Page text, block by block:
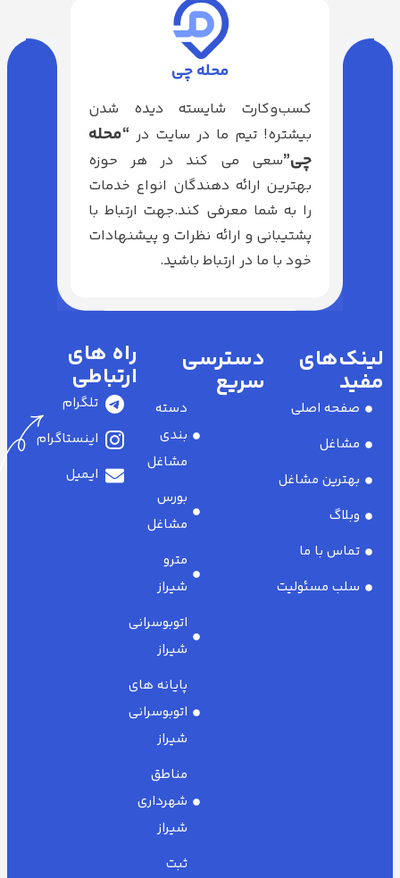
محله چی
کسب‌وکارت شایسته دیده شدن
بیشتره! تیم ما در سایت در“محله
چی”سعی می کند در هر حوزه
بهترین ارائه دهندگان انواع خدمات
را به شما معرفی کند.جهت ارتباط با
پشتیبانی و ارائه نظرات و پیشنهادات
خود با ما در ارتباط باشید.
لینک‌های
مفید
صفحه اصلی
مشاغل
بهترین مشاغل
وبلاگ
تماس با ما
سلب مسئولیت
دسترسی
سریع
دسته
بندی
مشاغل
بورس
مشاغل
مترو
شیراز
اتوبوسرانی
شیراز
پایانه های
اتوبوسرانی
شیراز
مناطق
شهرداری
شیراز
ثبت
راه های
ارتباطی
تلگرام
اینستاگرام
ایمیل